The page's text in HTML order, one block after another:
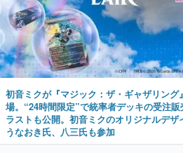
初音ミクが『マジック：ザ・ギャザリン
場。“24時間限定”で統率者デッキの受注
ラストも公開。初音ミクのオリジナルデ
うなおき氏、八三氏も参加